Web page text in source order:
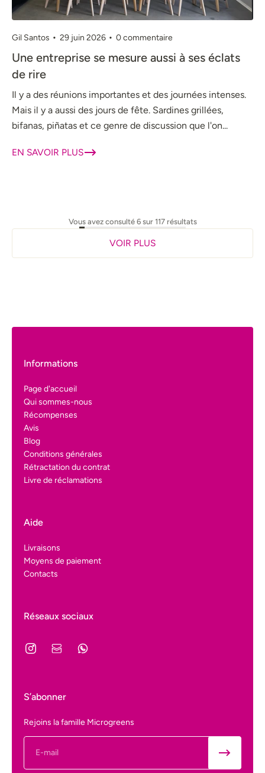
Gil Santos 29 juin 2026 0 commentaire
Une entreprise se mesure aussi à ses éclats
de rire
Il y a des réunions importantes et des journées intenses.
Mais il y a aussi des jours de fête. Sardines grillées,
bifanas, piñatas et ce genre de discussion que l'on...
EN SAVOIR PLUS
Vous avez consulté 6 sur 117 résultats
VOIR PLUS
Informations
Page d'accueil
Qui sommes-nous
Récompenses
Avis
Blog
Conditions générales
Rétractation du contrat
Livre de réclamations
Aide
Livraisons
Moyens de paiement
Contacts
Réseaux sociaux
S’abonner
Rejoins la famille Microgreens